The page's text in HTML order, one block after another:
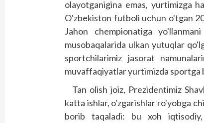
olayotganigina emas, yurtimizga
O'zbekiston futboli uchun o'tgan
Jahon chempionatiga
musobaqalarida ulkan yutuqlar
sportchilarimiz jasorat
muvaffaqiyatlar yurtimizda sportga
Tan olish joiz, Prezidentimiz
katta ishlar, o'zgarishlar ro'yobga
borib taqaladi: bu xoh